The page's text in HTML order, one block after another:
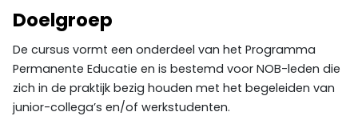
Doelgroep
De cursus vormt een onderdeel van het Programma
Permanente Educatie en is bestemd voor NOB-leden die
zich in de praktijk bezig houden met het begeleiden van
junior-collega’s en/of werkstudenten.